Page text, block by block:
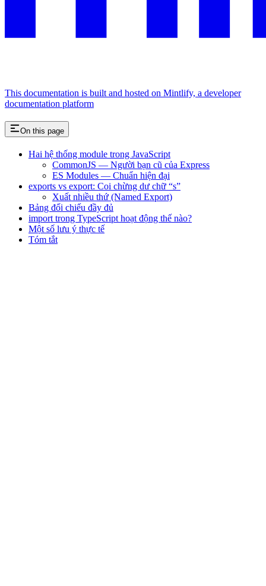
This documentation is built and hosted on Mintlify, a developer
documentation platform
On this page
Hai hệ thống module trong JavaScript
CommonJS — Người bạn cũ của Express
ES Modules — Chuẩn hiện đại
exports vs export: Coi chừng dư chữ “s”
Xuất nhiều thứ (Named Export)
Bảng đối chiếu đầy đủ
import trong TypeScript hoạt động thế nào?
Một số lưu ý thực tế
Tóm tắt